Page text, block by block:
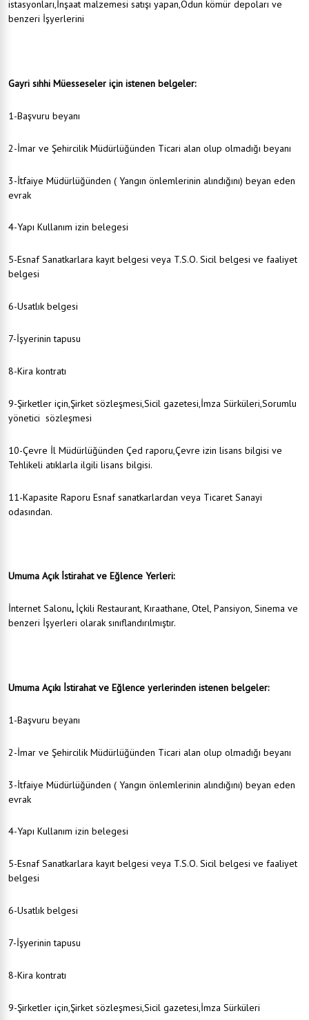
istasyonları,İnşaat malzemesi satışı yapan,Odun kömür depoları ve
benzeri İşyerlerini
Gayri sıhhi Müesseseler için istenen belgeler:
1-Başvuru beyanı
2-İmar ve Şehircilik Müdürlüğünden Ticari alan olup olmadığı beyanı
3-İtfaiye Müdürlüğünden ( Yangın önlemlerinin alındığını) beyan eden
evrak
4-Yapı Kullanım izin belegesi
5-Esnaf Sanatkarlara kayıt belgesi veya T.S.O. Sicil belgesi ve faaliyet
belgesi
6-Usatlık belgesi
7-İşyerinin tapusu
8-Kira kontratı
9-Şirketler için,Şirket sözleşmesi,Sicil gazetesi,İmza Sürküleri,Sorumlu
yönetici sözleşmesi
10-Çevre İl Müdürlüğünden Çed raporu,Çevre izin lisans bilgisi ve
Tehlikeli atıklarla ilgili lisans bilgisi.
11-Kapasite Raporu Esnaf sanatkarlardan veya Ticaret Sanayi
odasından.
Umuma Açık İstirahat ve Eğlence Yerleri:
İnternet Salonu, İçkili Restaurant, Kıraathane, Otel, Pansiyon, Sinema ve
benzeri İşyerleri olarak sınıflandırılmıştır.
Umuma Açıkı İstirahat ve Eğlence yerlerinden istenen belgeler:
1-Başvuru beyanı
2-İmar ve Şehircilik Müdürlüğünden Ticari alan olup olmadığı beyanı
3-İtfaiye Müdürlüğünden ( Yangın önlemlerinin alındığını) beyan eden
evrak
4-Yapı Kullanım izin belegesi
5-Esnaf Sanatkarlara kayıt belgesi veya T.S.O. Sicil belgesi ve faaliyet
belgesi
6-Usatlık belgesi
7-İşyerinin tapusu
8-Kira kontratı
9-Şirketler için,Şirket sözleşmesi,Sicil gazetesi,İmza Sürküleri